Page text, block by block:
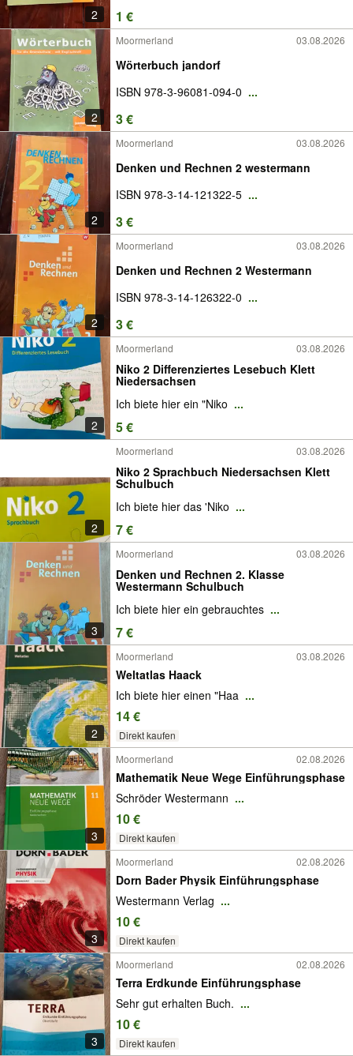
2 1 €
2
Moormerland 03.08.2026
Wörterbuch jandorf
ISBN 978-3-96081-094-0 ...
3 €
2
Moormerland 03.08.2026
Denken und Rechnen 2 westermann
ISBN 978-3-14-121322-5 ...
3 €
2
Moormerland 03.08.2026
Denken und Rechnen 2 Westermann
ISBN 978-3-14-126322-0 ...
3 €
2
Moormerland 03.08.2026
Niko 2 Differenziertes Lesebuch Klett
Niedersachsen
Ich biete hier ein "Niko ...
5 €
2
Moormerland 03.08.2026
Niko 2 Sprachbuch Niedersachsen Klett
Schulbuch
Ich biete hier das 'Niko ...
7 €
3
Moormerland 03.08.2026
Denken und Rechnen 2. Klasse
Westermann Schulbuch
Ich biete hier ein gebrauchtes ...
7 €
2
Moormerland 03.08.2026
Weltatlas Haack
Ich biete hier einen "Haa ...
14 €
Direkt kaufen
3
Moormerland 02.08.2026
Mathematik Neue Wege Einführungsphase
Schröder Westermann ...
10 €
Direkt kaufen
3
Moormerland 02.08.2026
Dorn Bader Physik Einführungsphase
Westermann Verlag ...
10 €
Direkt kaufen
3
Moormerland 02.08.2026
Terra Erdkunde Einführungsphase
Sehr gut erhalten Buch. ...
10 €
Direkt kaufen